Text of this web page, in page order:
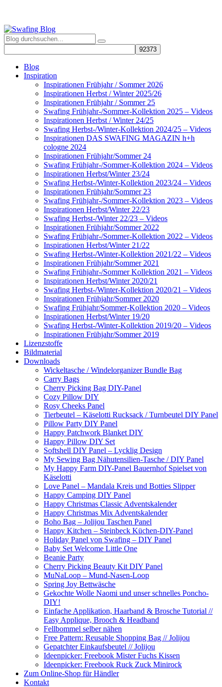
Blog
Inspiration
Inspirationen Frühjahr / Sommer 2026
Inspirationen Herbst / Winter 2025/26
Inspirationen Frühjahr / Sommer 25
Swafing Frühjahr-/Sommer-Kollektion 2025 – Videos
Inspirationen Herbst / Winter 24/25
Swafing Herbst-/Winter-Kollektion 2024/25 – Videos
Inspirationen DAS SWAFING MAGAZIN h+h
cologne 2024
Inspirationen Frühjahr/Sommer 24
Swafing Frühjahr-/Sommer-Kollektion 2024 – Videos
Inspirationen Herbst/Winter 23/24
Swafing Herbst-/Winter-Kollektion 2023/24 – Videos
Inspirationen Frühjahr/Sommer 23
Swafing Frühjahr-/Sommer-Kollektion 2023 – Videos
Inspirationen Herbst/Winter 22/23
Swafing Herbst-/Winter 22/23 – Videos
Inspirationen Frühjahr/Sommer 2022
Swafing Frühjahr-/Sommer-Kollektion 2022 – Videos
Inspirationen Herbst/Winter 21/22
Swafing Herbst-/Winter-Kollektion 2021/22 – Videos
Inspirationen Frühjahr/Sommer 2021
Swafing Frühjahr-/Sommer Kollektion 2021 – Videos
Inspirationen Herbst/Winter 2020/21
Swafing Herbst-/Winter-Kollektion 2020/21 – Videos
Inspirationen Frühjahr/Sommer 2020
Swafing Frühjahr/Sommer-Kollektion 2020 – Videos
Inspirationen Herbst/Winter 19/20
Swafing Herbst-/Winter-Kollektion 2019/20 – Videos
Inspirationen Frühjahr/Sommer 2019
Lizenzstoffe
Bildmaterial
Downloads
Wickeltasche / Windelorganizer Bundle Bag
Carry Bags
Cherry Picking Bag DIY-Panel
Cozy Pillow DIY
Rosy Cheeks Panel
Tierbeutel – Käselotti Rucksack / Turnbeutel DIY Panel
Pillow Party DIY Panel
Happy Patchwork Blanket DIY
Happy Pillow DIY Set
Softshell DIY Panel – Lycklig Design
My Sewing Bag Nähutensilien-Tasche / DIY Panel
My Happy Farm DIY-Panel Bauernhof Spielset von
Käselotti
Love Panel – Mandala Kreis und Botties Slipper
Happy Camping DIY Panel
Happy Christmas Classic Adventskalender
Happy Christmas Mix Adventskalender
Boho Bag – Jolijou Taschen Panel
Happy Kitchen – Steinbeck Küchen-DIY-Panel
Holiday Panel von Swafing – DIY Panel
Baby Set Welcome Little One
Beanie Party
Cherry Picking Beauty Kit DIY Panel
MuNaLoop – Mund-Nasen-Loop
Spring Joy Bettwäsche
Gekochte Wolle Naomi und unser schnelles Poncho-
DIY!
Einfache Applikation, Haarband & Brosche Tutorial //
Easy Applique, Brooch & Headband
Fellbommel selber nähen
Free Pattern: Reusable Shopping Bag // Jolijou
Gepatchter Einkaufsbeutel // Jolijou
Ideenpicker: Freebook Mister Fuchs Kissen
Ideenpicker: Freebook Ruck Zuck Minirock
Zum Online-Shop für Händler
Kontakt